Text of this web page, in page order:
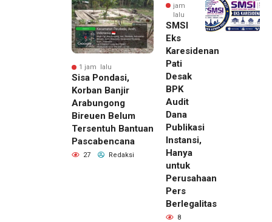
1 jam lalu
Sisa Pondasi,
Korban Banjir
Arabungong
Bireuen Belum
Tersentuh Bantuan
Pascabencana
27 Redaksi
jam
lalu
SMSI
Eks
Karesidenan
Pati
Desak
BPK
Audit
Dana
Publikasi
Instansi,
Hanya
untuk
Perusahaan
Pers
Berlegalitas
8